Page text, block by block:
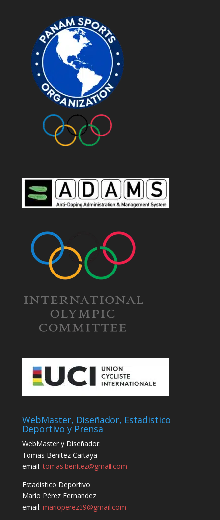
WebMaster, Diseñador, Estadistico
Deportivo y Prensa
WebMaster y Diseñador:
Tomas Benitez Cartaya
email:tomas.benitez@gmail.com
Estadístico Deportivo
Mario Pérez Fernandez
email: marioperez39@gmail.com